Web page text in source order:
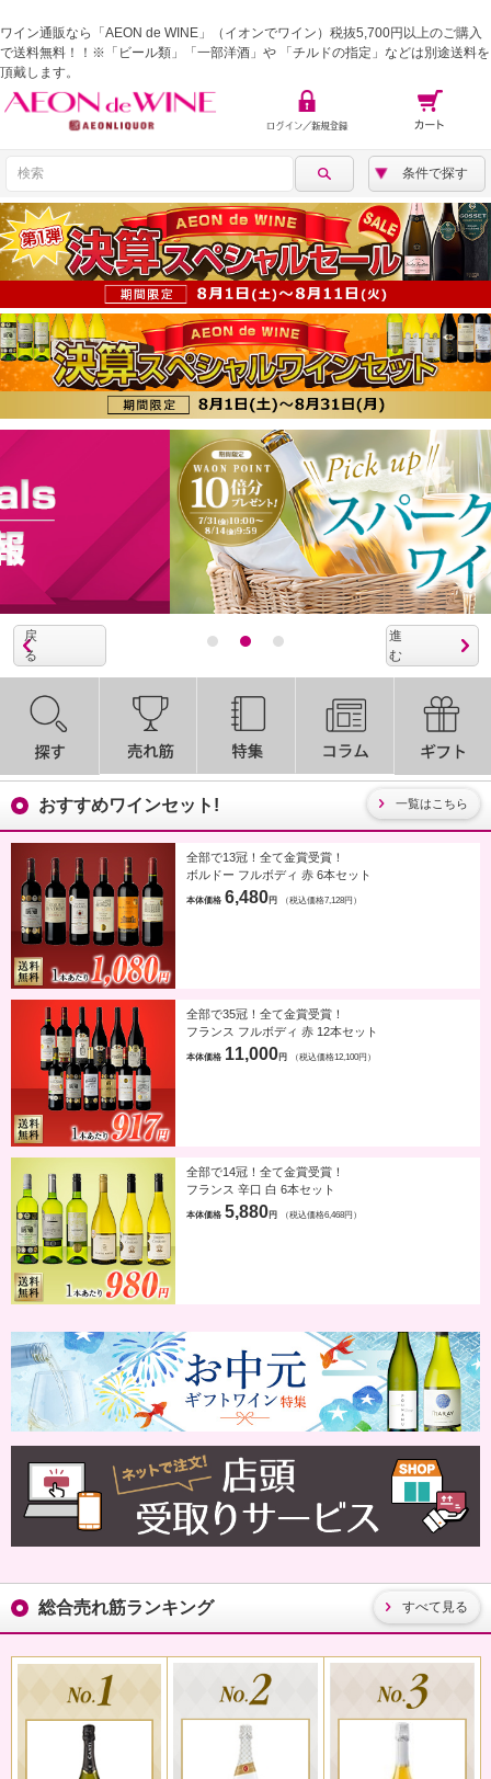
ワイン通販なら「AEON de WINE」（イオンでワイン）税抜5,700円以上のご購入
で送料無料！！※「ビール類」「一部洋酒」や 「チルドの指定」などは別途送料を
頂戴します。
条件で探す
おすすめワインセット! 一覧はこちら
全部で13冠！全て金賞受賞！
ボルドー フルボディ 赤 6本セット
本体価格 6,480円 （税込価格7,128円）
全部で35冠！全て金賞受賞！
フランス フルボディ 赤 12本セット
本体価格 11,000円 （税込価格12,100円）
全部で14冠！全て金賞受賞！
フランス 辛口 白 6本セット
本体価格 5,880円 （税込価格6,468円）
総合売れ筋ランキング すべて見る